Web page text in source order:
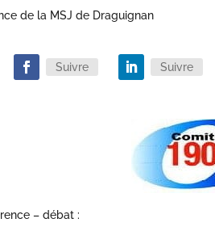
de la MSJ de Draguignan
Suivre Suivre
– débat :